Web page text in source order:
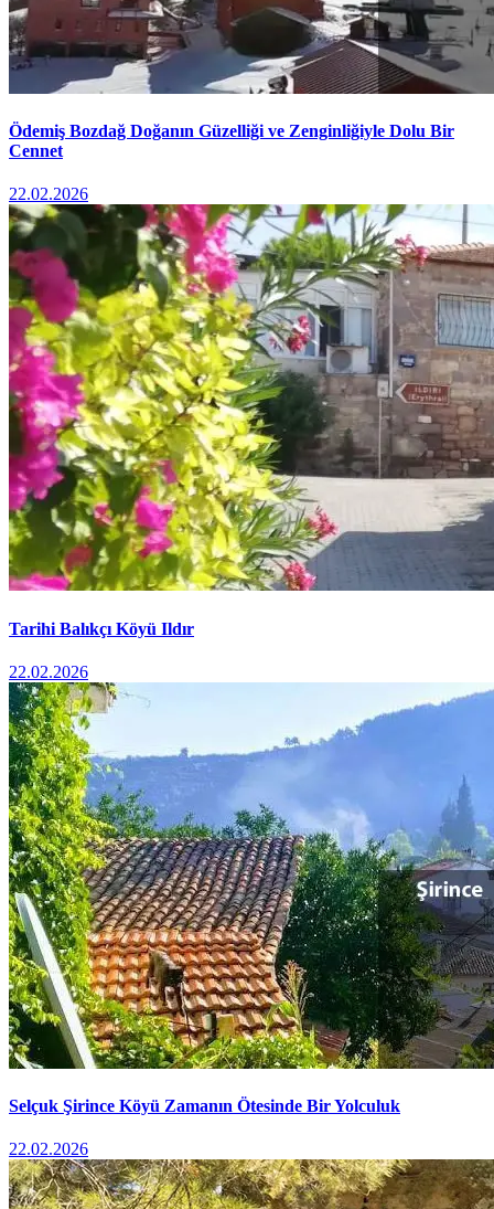
Ödemiş Bozdağ Doğanın Güzelliği ve Zenginliğiyle Dolu Bir
Cennet
22.02.2026
Tarihi Balıkçı Köyü Ildır
22.02.2026
Selçuk Şirince Köyü Zamanın Ötesinde Bir Yolculuk
22.02.2026